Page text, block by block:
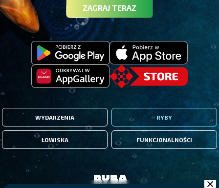
ZAGRAJ TERAZ
WYDARZENIA RYBY
ŁOWISKA FUNKCJONALNOŚCI
Ryba